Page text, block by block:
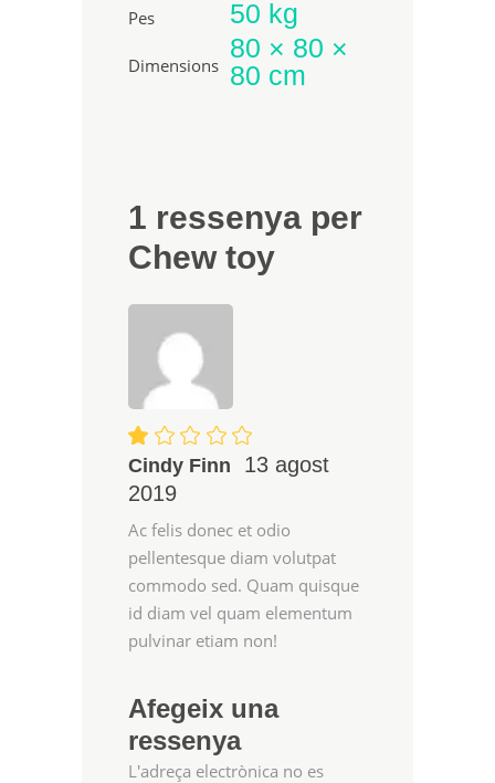
Pes 50 kg
Dimensions
80 × 80 ×
80 cm
1 ressenya per
Chew toy
amb
1
de
Cindy Finn
13 agost
2019
Ac felis donec et odio
pellentesque diam volutpat
commodo sed. Quam quisque
id diam vel quam elementum
pulvinar etiam non!
Afegeix una
ressenya
L'adreça electrònica no es